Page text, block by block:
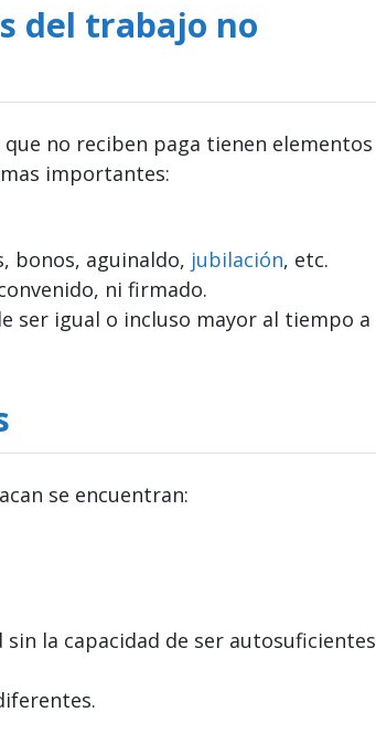
del trabajo no
no reciben paga tienen elementos
importantes:
bonos, aguinaldo, jubilación, etc.
ni firmado.
ser igual o incluso mayor al tiempo a
se encuentran:
la capacidad de ser autosuficientes